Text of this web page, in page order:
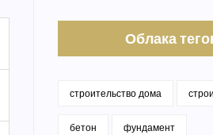
Облака
строительство дома
бетон фундамент